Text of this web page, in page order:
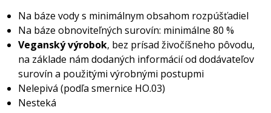
Na báze vody s minimálnym obsahom rozpúšťadiel
Na báze obnoviteľných surovín: minimálne 80 %
Veganský výrobok, bez prísad živočíšneho pôvodu,
na základe nám dodaných informácií od dodávateľov
surovín a použitými výrobnými postupmi
Nelepivá (podľa smernice HO.03)
Nesteká